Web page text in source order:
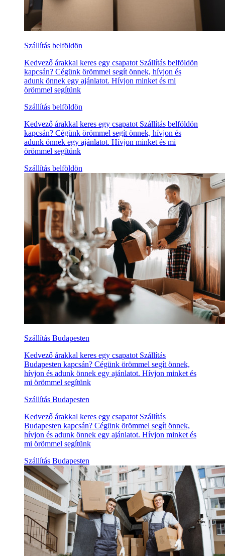
Szállítás belföldön
Kedvező árakkal keres egy csapatot Szállítás belföldön
kapcsán? Cégünk örömmel segít önnek, hívjon és
adunk önnek egy ajánlatot. Hívjon minket és mi
örömmel segítünk
Szállítás belföldön
Kedvező árakkal keres egy csapatot Szállítás belföldön
kapcsán? Cégünk örömmel segít önnek, hívjon és
adunk önnek egy ajánlatot. Hívjon minket és mi
örömmel segítünk
Szállítás belföldön
Szállítás Budapesten
Kedvező árakkal keres egy csapatot Szállítás
Budapesten kapcsán? Cégünk örömmel segít önnek,
hívjon és adunk önnek egy ajánlatot. Hívjon minket és
mi örömmel segítünk
Szállítás Budapesten
Kedvező árakkal keres egy csapatot Szállítás
Budapesten kapcsán? Cégünk örömmel segít önnek,
hívjon és adunk önnek egy ajánlatot. Hívjon minket és
mi örömmel segítünk
Szállítás Budapesten